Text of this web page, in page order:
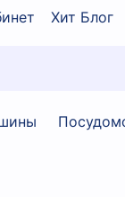
Хит Блог